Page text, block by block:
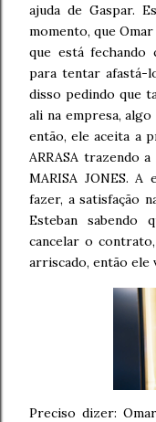
ajuda de Gaspar.
momento, que
que está fechando
para tentar afastá-
disso pedindo que
ali na empresa,
então, ele aceita a
ARRASA trazendo
MARISA JONES.
fazer, a satisfação
Esteban sabendo
cancelar o
arriscado, então ele
Preciso dizer: